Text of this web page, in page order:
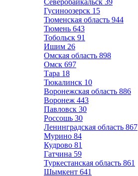
Северобайкальск 39
Гусиноозерск 15
Тюменская область 944
Тюмень 643
Тобольск 91
Ишим 26
Омская область 898
Омск 697
Тара 18
Тюкалинск 10
Воронежская область 886
Воронеж 443
Павловск 30
Россошь 30
Ленинградская область 867
Мурино 84
Кудрово 81
Гатчина 59
Туркестанская область 861
Шымкент 641